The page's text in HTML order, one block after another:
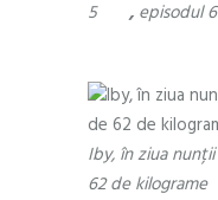
5 aici, episodul 6
Iby, în ziua
62 de kilograme